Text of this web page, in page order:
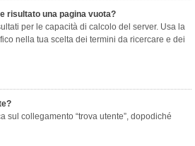
risultato una pagina vuota?
per le capacità di calcolo del server. Usa la
nella tua scelta dei termini da ricercare e dei
sul collegamento “trova utente”, dopodiché